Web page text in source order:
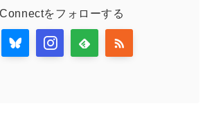
をフォローする